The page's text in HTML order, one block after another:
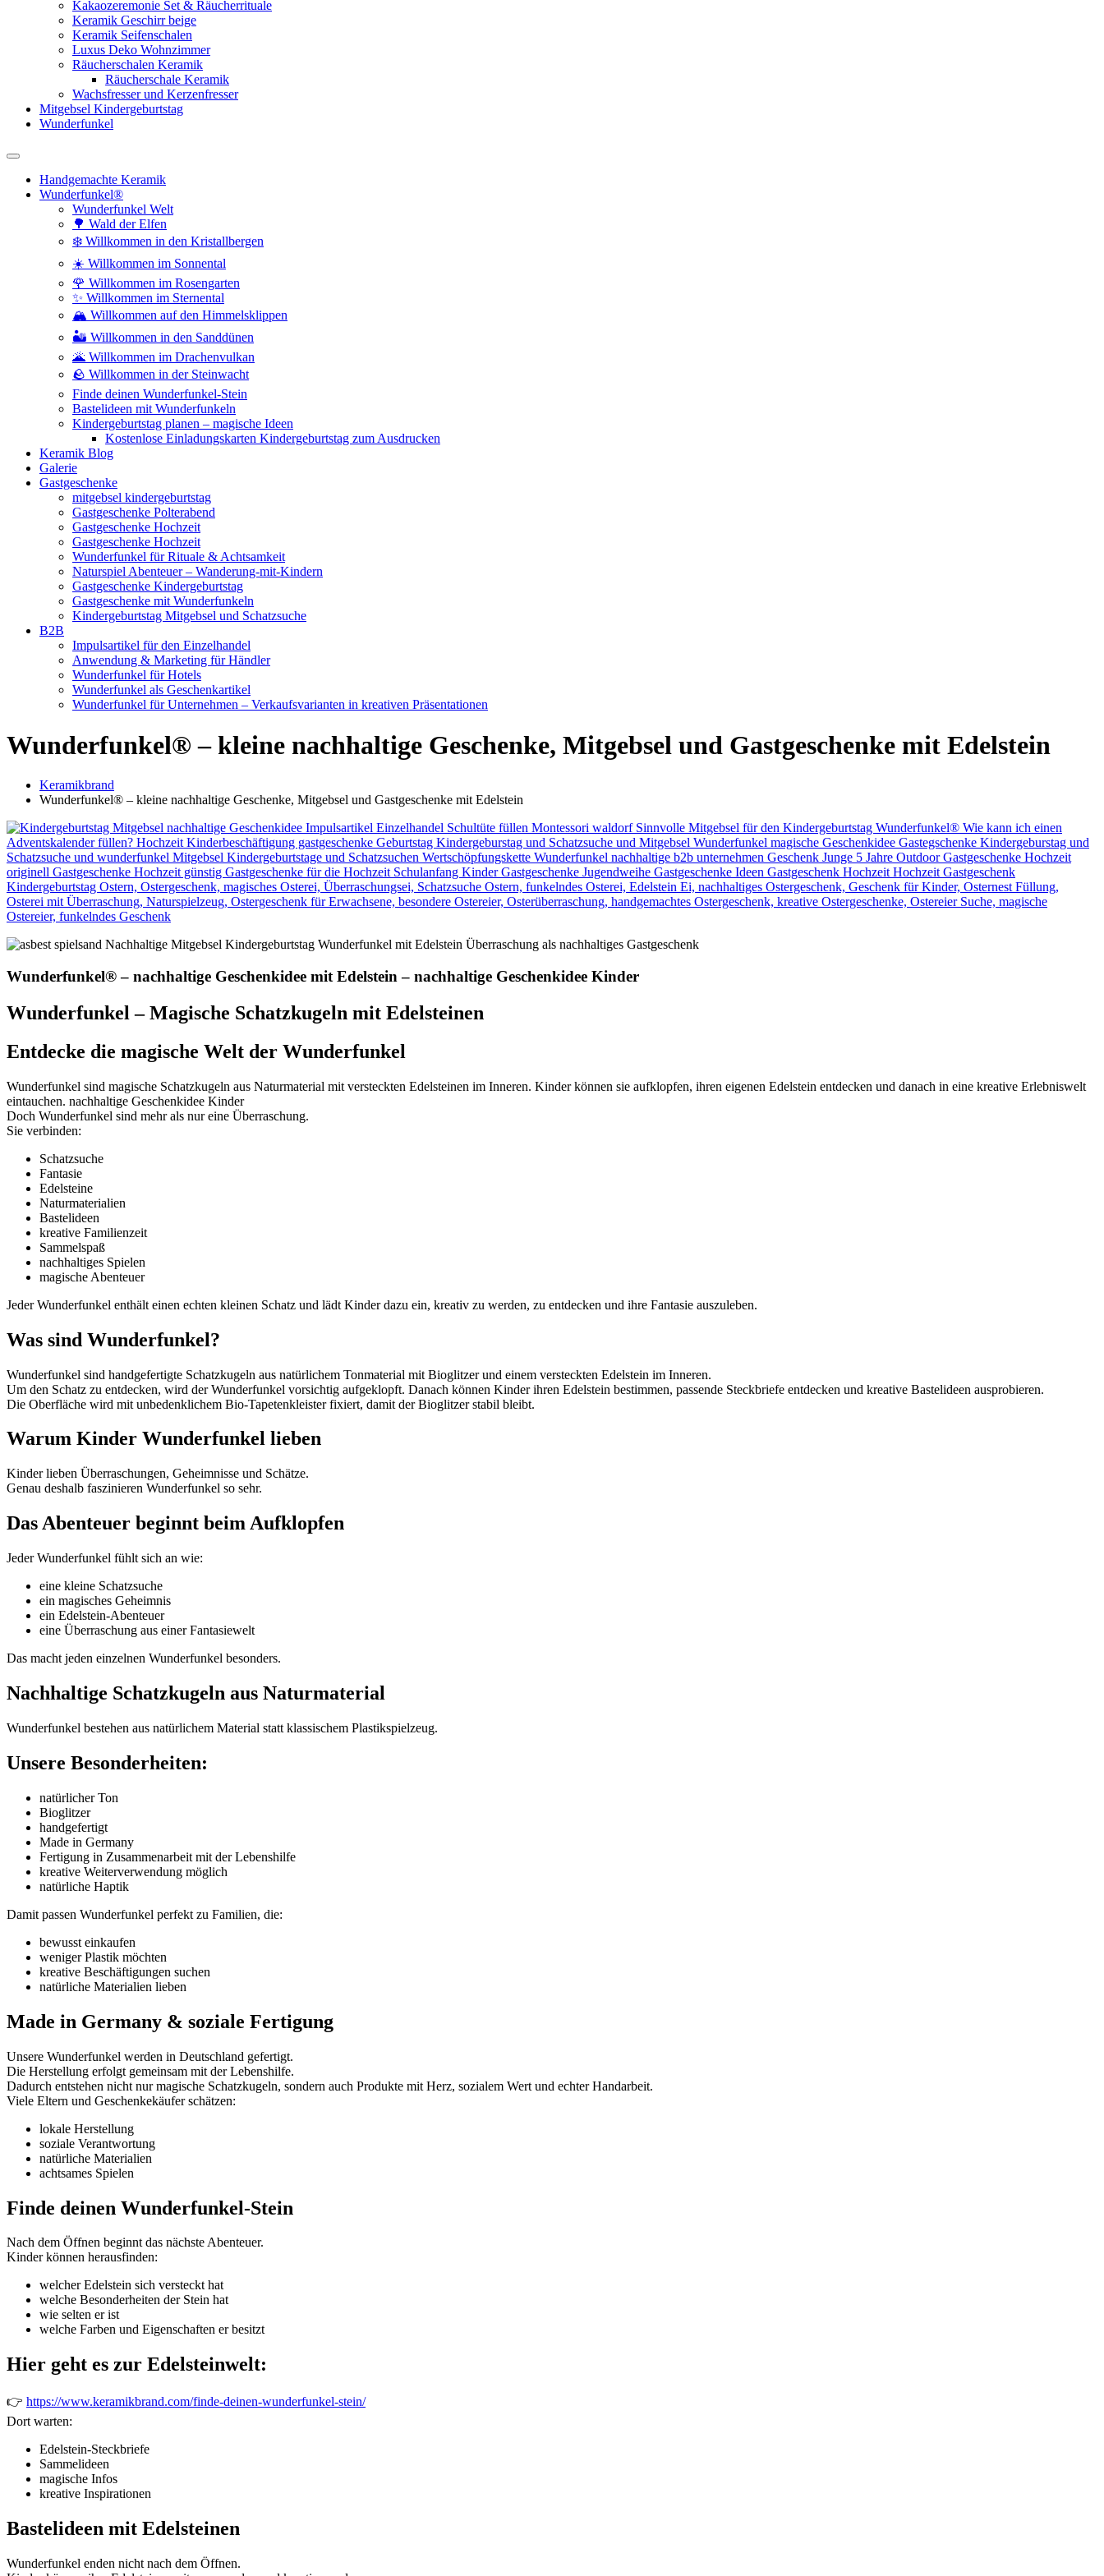
Kakaozeremonie Set & Räucherrituale
Keramik Geschirr beige
Keramik Seifenschalen
Luxus Deko Wohnzimmer
Räucherschalen Keramik
Räucherschale Keramik
Wachsfresser und Kerzenfresser
Mitgebsel Kindergeburtstag
Wunderfunkel
Handgemachte Keramik
Wunderfunkel®
Wunderfunkel Welt
🌳 Wald der Elfen
❄️ Willkommen in den Kristallbergen
☀️ Willkommen im Sonnental
🌹 Willkommen im Rosengarten
✨ Willkommen im Sternental
🏔️ Willkommen auf den Himmelsklippen
🏜️ Willkommen in den Sanddünen
🌋 Willkommen im Drachenvulkan
🪨 Willkommen in der Steinwacht
Finde deinen Wunderfunkel-Stein
Bastelideen mit Wunderfunkeln
Kindergeburtstag planen – magische Ideen
Kostenlose Einladungskarten Kindergeburtstag zum Ausdrucken
Keramik Blog
Galerie
Gastgeschenke
mitgebsel kindergeburtstag
Gastgeschenke Polterabend
Gastgeschenke Hochzeit
Gastgeschenke Hochzeit
Wunderfunkel für Rituale & Achtsamkeit
Naturspiel Abenteuer – Wanderung-mit-Kindern
Gastgeschenke Kindergeburtstag
Gastgeschenke mit Wunderfunkeln
Kindergeburtstag Mitgebsel und Schatzsuche
B2B
Impulsartikel für den Einzelhandel
Anwendung & Marketing für Händler
Wunderfunkel für Hotels
Wunderfunkel als Geschenkartikel
Wunderfunkel für Unternehmen – Verkaufsvarianten in kreativen Präsentationen
Wunderfunkel® – kleine nachhaltige Geschenke, Mitgebsel und Gastgeschenke mit Edelstein
Keramikbrand
Wunderfunkel® – kleine nachhaltige Geschenke, Mitgebsel und Gastgeschenke mit Edelstein
Wunderfunkel® – nachhaltige Geschenkidee mit Edelstein – nachhaltige Geschenkidee Kinder
Wunderfunkel – Magische Schatzkugeln mit Edelsteinen
Entdecke die magische Welt der Wunderfunkel
Wunderfunkel sind magische Schatzkugeln aus Naturmaterial mit versteckten Edelsteinen im Inneren. Kinder können sie aufklopfen, ihren eigenen Edelstein entdecken und danach in eine kreative Erlebniswelt
eintauchen. nachhaltige Geschenkidee Kinder
Doch Wunderfunkel sind mehr als nur eine Überraschung.
Sie verbinden:
Schatzsuche
Fantasie
Edelsteine
Naturmaterialien
Bastelideen
kreative Familienzeit
Sammelspaß
nachhaltiges Spielen
magische Abenteuer
Jeder Wunderfunkel enthält einen echten kleinen Schatz und lädt Kinder dazu ein, kreativ zu werden, zu entdecken und ihre Fantasie auszuleben.
Was sind Wunderfunkel?
Wunderfunkel sind handgefertigte Schatzkugeln aus natürlichem Tonmaterial mit Bioglitzer und einem versteckten Edelstein im Inneren.
Um den Schatz zu entdecken, wird der Wunderfunkel vorsichtig aufgeklopft. Danach können Kinder ihren Edelstein bestimmen, passende Steckbriefe entdecken und kreative Bastelideen ausprobieren.
Die Oberfläche wird mit unbedenklichem Bio-Tapetenkleister fixiert, damit der Bioglitzer stabil bleibt.
Warum Kinder Wunderfunkel lieben
Kinder lieben Überraschungen, Geheimnisse und Schätze.
Genau deshalb faszinieren Wunderfunkel so sehr.
Das Abenteuer beginnt beim Aufklopfen
Jeder Wunderfunkel fühlt sich an wie:
eine kleine Schatzsuche
ein magisches Geheimnis
ein Edelstein-Abenteuer
eine Überraschung aus einer Fantasiewelt
Das macht jeden einzelnen Wunderfunkel besonders.
Nachhaltige Schatzkugeln aus Naturmaterial
Wunderfunkel bestehen aus natürlichem Material statt klassischem Plastikspielzeug.
Unsere Besonderheiten:
natürlicher Ton
Bioglitzer
handgefertigt
Made in Germany
Fertigung in Zusammenarbeit mit der Lebenshilfe
kreative Weiterverwendung möglich
natürliche Haptik
Damit passen Wunderfunkel perfekt zu Familien, die:
bewusst einkaufen
weniger Plastik möchten
kreative Beschäftigungen suchen
natürliche Materialien lieben
Made in Germany & soziale Fertigung
Unsere Wunderfunkel werden in Deutschland gefertigt.
Die Herstellung erfolgt gemeinsam mit der Lebenshilfe.
Dadurch entstehen nicht nur magische Schatzkugeln, sondern auch Produkte mit Herz, sozialem Wert und echter Handarbeit.
Viele Eltern und Geschenkekäufer schätzen:
lokale Herstellung
soziale Verantwortung
natürliche Materialien
achtsames Spielen
Finde deinen Wunderfunkel-Stein
Nach dem Öffnen beginnt das nächste Abenteuer.
Kinder können herausfinden:
welcher Edelstein sich versteckt hat
welche Besonderheiten der Stein hat
wie selten er ist
welche Farben und Eigenschaften er besitzt
Hier geht es zur Edelsteinwelt:
👉 https://www.keramikbrand.com/finde-deinen-wunderfunkel-stein/
Dort warten:
Edelstein-Steckbriefe
Sammelideen
magische Infos
kreative Inspirationen
Bastelideen mit Edelsteinen
Wunderfunkel enden nicht nach dem Öffnen.